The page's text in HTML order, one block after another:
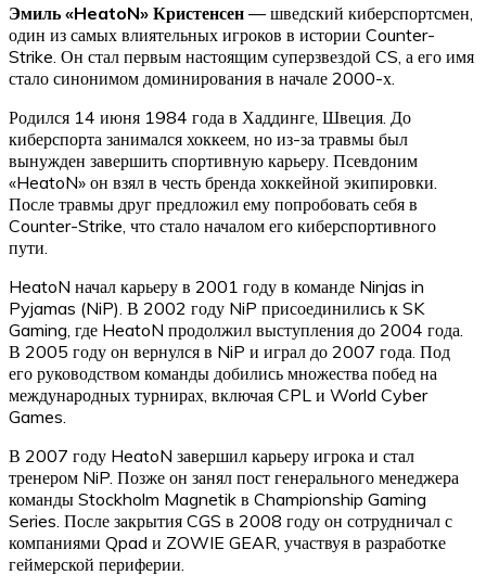
Эмиль «HeatoN» Кристенсен — шведский киберспортсмен,
один из самых влиятельных игроков в истории Counter-
Strike. Он стал первым настоящим суперзвездой CS, а его имя
стало синонимом доминирования в начале 2000-х.
Родился 14 июня 1984 года в Хаддинге, Швеция. До
киберспорта занимался хоккеем, но из-за травмы был
вынужден завершить спортивную карьеру. Псевдоним
«HeatoN» он взял в честь бренда хоккейной экипировки.
После травмы друг предложил ему попробовать себя в
Counter-Strike, что стало началом его киберспортивного
пути.
HeatoN начал карьеру в 2001 году в команде Ninjas in
Pyjamas (NiP). В 2002 году NiP присоединились к SK
Gaming, где HeatoN продолжил выступления до 2004 года.
В 2005 году он вернулся в NiP и играл до 2007 года. Под
его руководством команды добились множества побед на
международных турнирах, включая CPL и World Cyber
Games.
В 2007 году HeatoN завершил карьеру игрока и стал
тренером NiP. Позже он занял пост генерального менеджера
команды Stockholm Magnetik в Championship Gaming
Series. После закрытия CGS в 2008 году он сотрудничал с
компаниями Qpad и ZOWIE GEAR, участвуя в разработке
геймерской периферии.